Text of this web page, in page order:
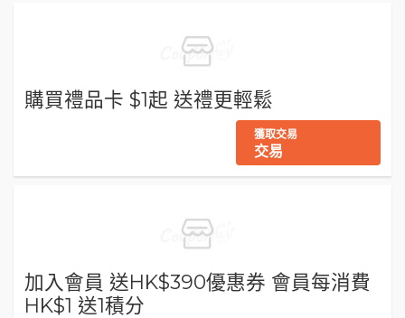
購買禮品卡 $1起 送禮更輕鬆
獲取交易
交易
加入會員 送HK$390優惠券 會員每消費
HK$1 送1積分